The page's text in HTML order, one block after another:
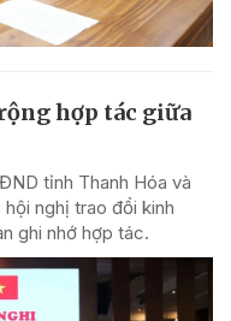
hợp tác giữa
tỉnh Thanh Hóa và
nghị trao đổi kinh
ghi nhớ hợp tác.